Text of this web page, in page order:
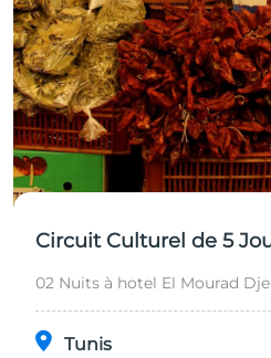
02 Nuits à hotel El Mourad
Tunis